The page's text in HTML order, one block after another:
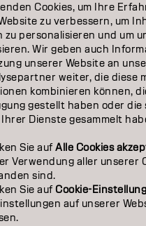
WERDEN
Cookie
Cookies, um Ihre
zu verbessern, um
zu personalisieren und um
Wir geben auch
unserer Website an
weiter, die diese
kombinieren können,
gestellt haben oder die
Dienste gesammelt
Sie aufAlle Cookies
Verwendung aller unserer
sind.
Sie aufCookie-
auf unserer